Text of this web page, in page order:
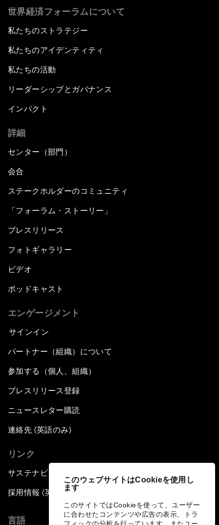
このウェブサイトはCookieを使用し
ます
このサイトではCookieを使って、ユーザー
に合わせたコンテンツや広告の表示、トラ
世界経済フォーラムについて
私たちのストラテジー
私たちのアイデンティティ
私たちの活動
リーダーシップとガバナンス
インパクト
詳細
センター（部門）
会合
ステークホルダーのコミュニティ
「フォーラム・ストーリー」
プレスリリース
フォトギャラリー
ビデオ
ポッドキャスト
エンゲージメント
サインイン
パートナー（組織）について
参加する（個人、組織）
プレスリリース登録
ニュースレター購読
連絡先 (英語のみ)
リンク
サステナビリティへの取り組み
採用情報 (英語のみ)
言語